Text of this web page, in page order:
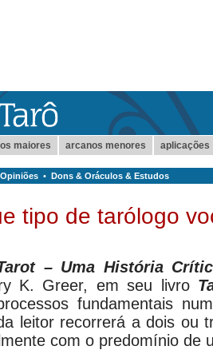
maiores arcanos menores aplicações
• Dons & Oráculos & Estudos
tipo de tarólogo
– Uma História
K. Greer, em seu livro
fundamentais
leitor recorrerá a dois ou
com o predomínio de